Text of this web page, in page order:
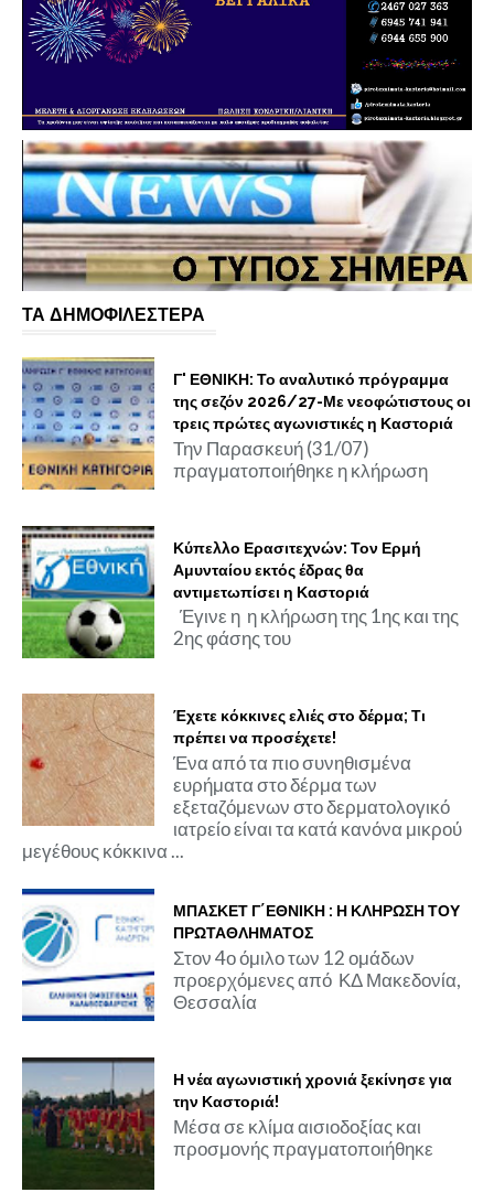
ΤΑ ΔΗΜΟΦΙΛΕΣΤΕΡΑ
Γ' ΕΘΝΙΚΗ: Το αναλυτικό πρόγραμμα
της σεζόν 2026/27-Με νεοφώτιστους οι
τρεις πρώτες αγωνιστικές η Καστοριά
Την Παρασκευή (31/07)
πραγματοποιήθηκε η κλήρωση
Κύπελλο Ερασιτεχνών: Τον Ερμή
Αμυνταίου εκτός έδρας θα
αντιμετωπίσει η Καστοριά
Έγινε η η κλήρωση της 1ης και της
2ης φάσης του
Έχετε κόκκινες ελιές στο δέρμα; Τι
πρέπει να προσέχετε!
Ένα από τα πιο συνηθισμένα
ευρήματα στο δέρμα των
εξεταζόμενων στο δερματολογικό
ιατρείο είναι τα κατά κανόνα μικρού
μεγέθους κόκκινα ...
ΜΠΑΣΚΕΤ Γ΄ΕΘΝΙΚΗ : Η ΚΛΗΡΩΣΗ ΤΟΥ
ΠΡΩΤΑΘΛΗΜΑΤΟΣ
Στον 4ο όμιλο των 12 ομάδων
προερχόμενες από ΚΔ Μακεδονία,
Θεσσαλία
Η νέα αγωνιστική χρονιά ξεκίνησε για
την Καστοριά!
Μέσα σε κλίμα αισιοδοξίας και
προσμονής πραγματοποιήθηκε